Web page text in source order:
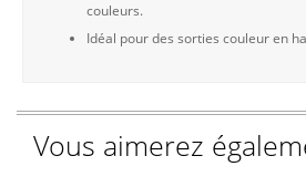
couleurs.
Idéal pour des sorties couleur en
Vous aimerez